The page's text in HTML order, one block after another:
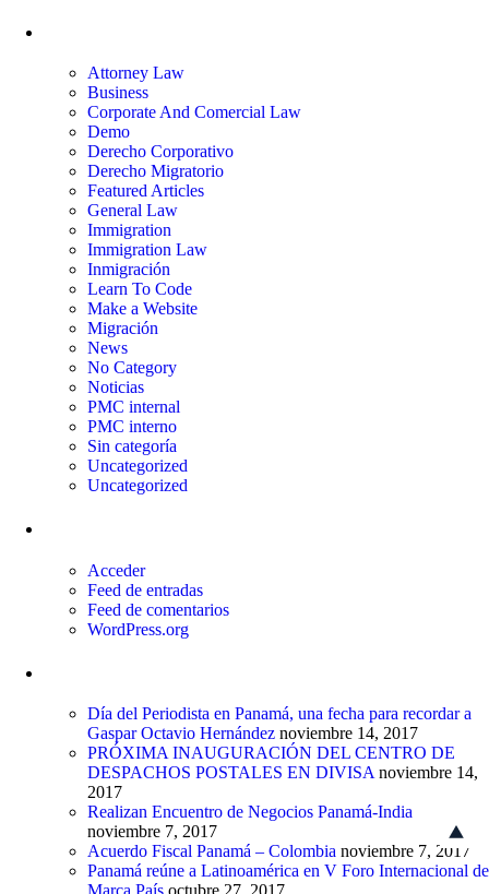
Attorney Law
Business
Corporate And Comercial Law
Demo
Derecho Corporativo
Derecho Migratorio
Featured Articles
General Law
Immigration
Immigration Law
Inmigración
Learn To Code
Make a Website
Migración
News
No Category
Noticias
PMC internal
PMC interno
Sin categoría
Uncategorized
Uncategorized
Acceder
Feed de entradas
Feed de comentarios
WordPress.org
Día del Periodista en Panamá, una fecha para recordar a
Gaspar Octavio Hernández noviembre 14, 2017
PRÓXIMA INAUGURACIÓN DEL CENTRO DE
DESPACHOS POSTALES EN DIVISA noviembre 14,
2017
Realizan Encuentro de Negocios Panamá-India
noviembre 7, 2017
Acuerdo Fiscal Panamá – Colombia noviembre 7, 2017
Panamá reúne a Latinoamérica en V Foro Internacional de